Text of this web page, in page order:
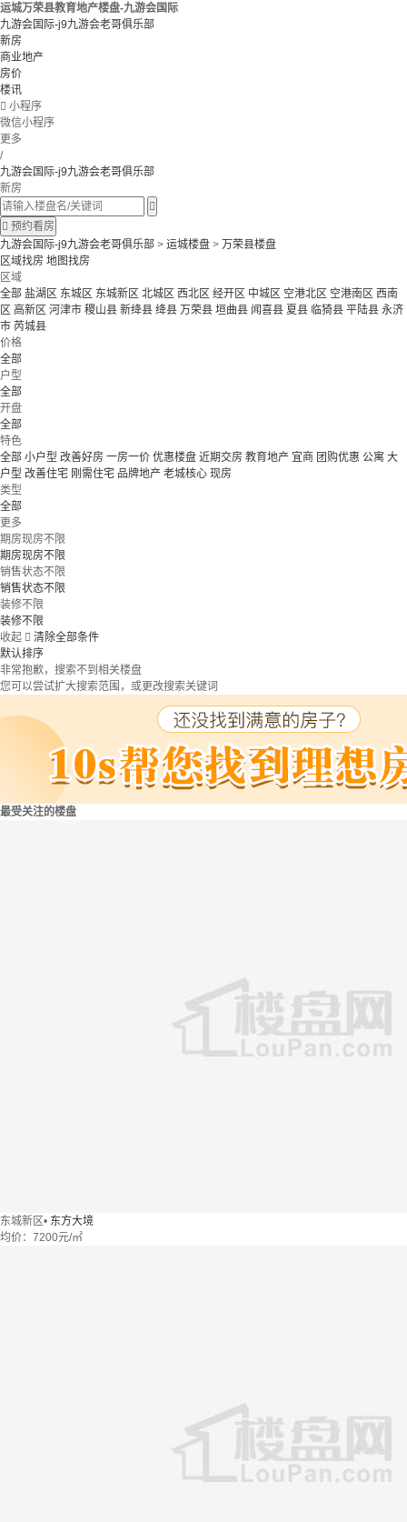
运城万荣县教育地产楼盘-九游会国际
九游会国际-j9九游会老哥俱乐部
新房
商业地产
房价
楼讯
 小程序
微信小程序
更多
/
九游会国际-j9九游会老哥俱乐部
新房

 预约看房
九游会国际-j9九游会老哥俱乐部 > 运城楼盘 > 万荣县楼盘
区域找房 地图找房
区域
全部 盐湖区 东城区 东城新区 北城区 西北区 经开区 中城区 空港北区 空港南区 西南
区 高新区 河津市 稷山县 新绛县 绛县 万荣县 垣曲县 闻喜县 夏县 临猗县 平陆县 永济
市 芮城县
价格
全部
户型
全部
开盘
全部
特色
全部 小户型 改善好房 一房一价 优惠楼盘 近期交房 教育地产 宜商 团购优惠 公寓 大
户型 改善住宅 刚需住宅 品牌地产 老城核心 现房
类型
全部
更多
期房现房不限
期房现房不限
销售状态不限
销售状态不限
装修不限
装修不限
收起  清除全部条件
默认排序
非常抱歉，搜索不到相关楼盘
您可以尝试扩大搜索范围，或更改搜索关键词
最受关注的楼盘
东城新区• 东方大境
均价： 7200元/㎡